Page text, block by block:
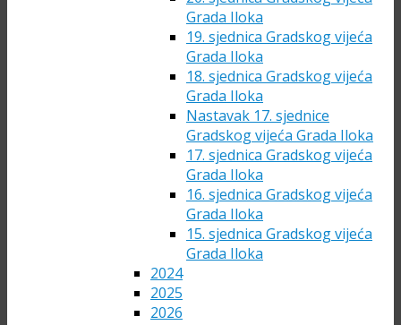
Grada Iloka
19. sjednica Gradskog vijeća
Grada Iloka
18. sjednica Gradskog vijeća
Grada Iloka
Nastavak 17. sjednice
Gradskog vijeća Grada Iloka
17. sjednica Gradskog vijeća
Grada Iloka
16. sjednica Gradskog vijeća
Grada Iloka
15. sjednica Gradskog vijeća
Grada Iloka
2024
2025
2026